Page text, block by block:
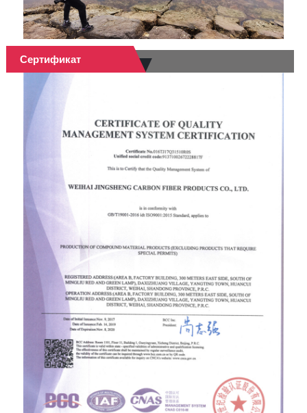
Сертификат